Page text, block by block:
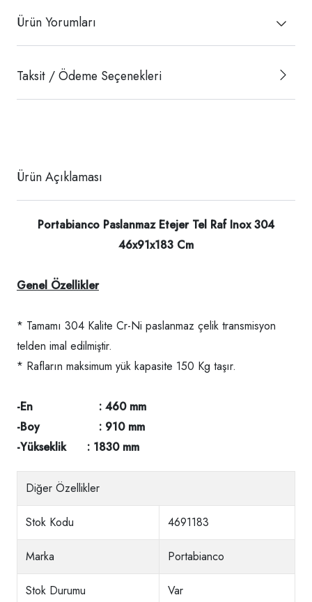
Ürün Yorumları
Taksit / Ödeme Seçenekleri
Ürün Açıklaması
Portabianco Paslanmaz Etejer Tel Raf Inox 304
46x91x183 Cm
Genel Özellikler
* Tamamı 304 Kalite Cr-Ni paslanmaz çelik transmisyon
telden imal edilmiştir.
* Rafların maksimum yük kapasite 150 Kg taşır.
-En : 460 mm
-Boy : 910 mm
-Yükseklik : 1830 mm
Diğer Özellikler
Stok Kodu 4691183
Marka Portabianco
Stok Durumu Var